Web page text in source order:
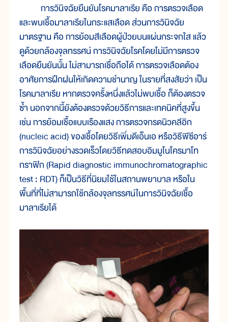
การวินิจฉัยยืนยันโรคมาลาเรีย คือ การตรวจเลือด
และพบเชื้อมาลาเรียในกระแสเลือด ส่วนการวินิจฉัย
มาตรฐาน คือ การย้อมสีเลือดผู้ป่วยบนแผ่นกระจกใส แล้ว
ดูด้วยกล้องจุลทรรศน์ การวินิจฉัยโรคโดยไม่มีการตรวจ
เลือดยืนยันนั้น ไม่สามารถเชื่อถือได้ การตรวจเลือดต้อง
อาศัยการฝึกฝนให้เกิดความชำนาญ ในรายที่สงสัยว่า เป็น
โรคมาลาเรีย หากตรวจครั้งหนึ่งแล้วไม่พบเชื้อ ก็ต้องตรวจ
ซ้ำ นอกจากนี้ยังต้องตรวจด้วยวิธีการและเทคนิคที่สูงขึ้น
เช่น การย้อมเชื้อแบบเรืองแสง การตรวจกรดนิวคลีอิก
(nucleic acid) ของเชื้อโดยวิธีเพิ่มดีเอ็นเอ หรือวิธีพีซีอาร์
การวินิจฉัยอย่างรวดเร็วโดยวิธีทดสอบอิมมูโนโครมาโท
กราฟิก (Rapid diagnostic immunochromatographic
test : RDT) ก็เป็นวิธีที่นิยมใช้ในสถานพยาบาล หรือใน
พื้นที่ที่ไม่สามารถใช้กล้องจุลทรรศน์ในการวินิจฉัยเชื้อ
มาลาเรียได้